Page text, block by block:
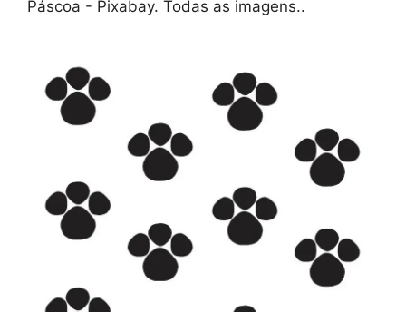
Páscoa - Pixabay. Todas as imagens..